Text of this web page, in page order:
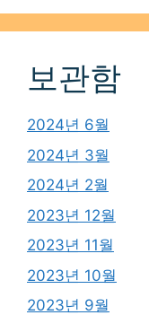
보관함
2024년 6월
2024년 3월
2024년 2월
2023년 12월
2023년 11월
2023년 10월
2023년 9월